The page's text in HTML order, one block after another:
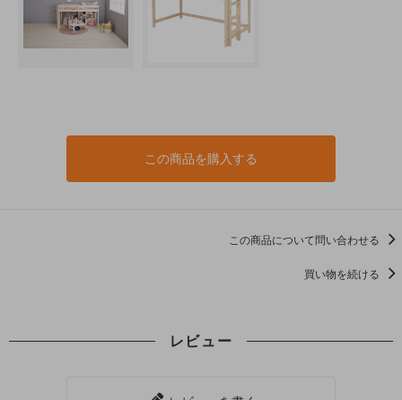
この商品を購入する
この商品について問い合わせる
買い物を続ける
レビュー